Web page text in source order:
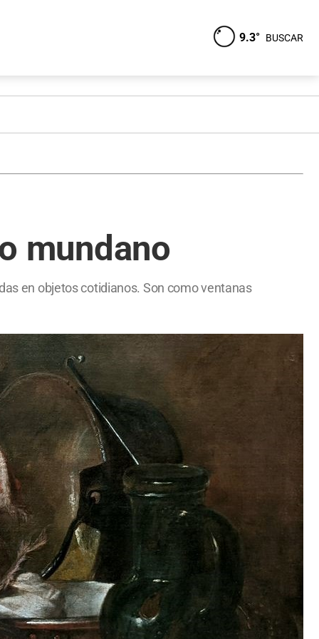
9.3° BUSCAR
mundano
en objetos cotidianos. Son como ventanas